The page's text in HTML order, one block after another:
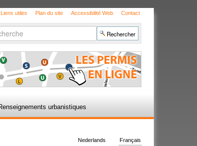
Liens utiles Plan du site Accessibilité Web Contact
par
urbanistiques
Français
Nederlands